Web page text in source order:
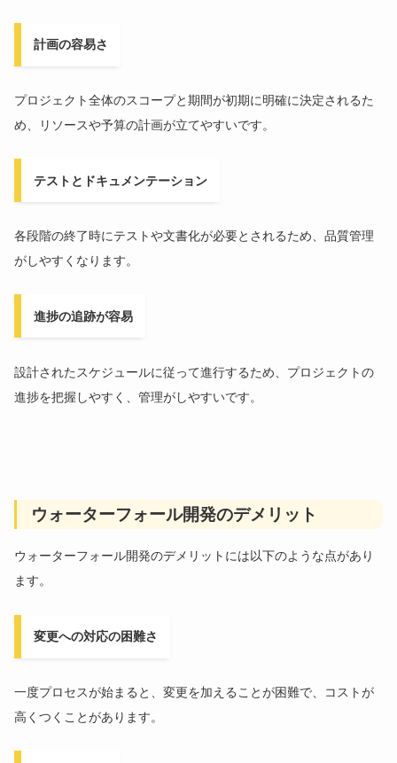
計画の容易さ
プロジェクト全体のスコープと期間が初期に明確に決定されるた
め、リソースや予算の計画が立てやすいです。
テストとドキュメンテーション
各段階の終了時にテストや文書化が必要とされるため、品質管理
がしやすくなります。
進捗の追跡が容易
設計されたスケジュールに従って進行するため、プロジェクトの
進捗を把握しやすく、管理がしやすいです。
ウォーターフォール開発のデメリット
ウォーターフォール開発のデメリットには以下のような点があり
ます。
変更への対応の困難さ
一度プロセスが始まると、変更を加えることが困難で、コストが
高くつくことがあります。